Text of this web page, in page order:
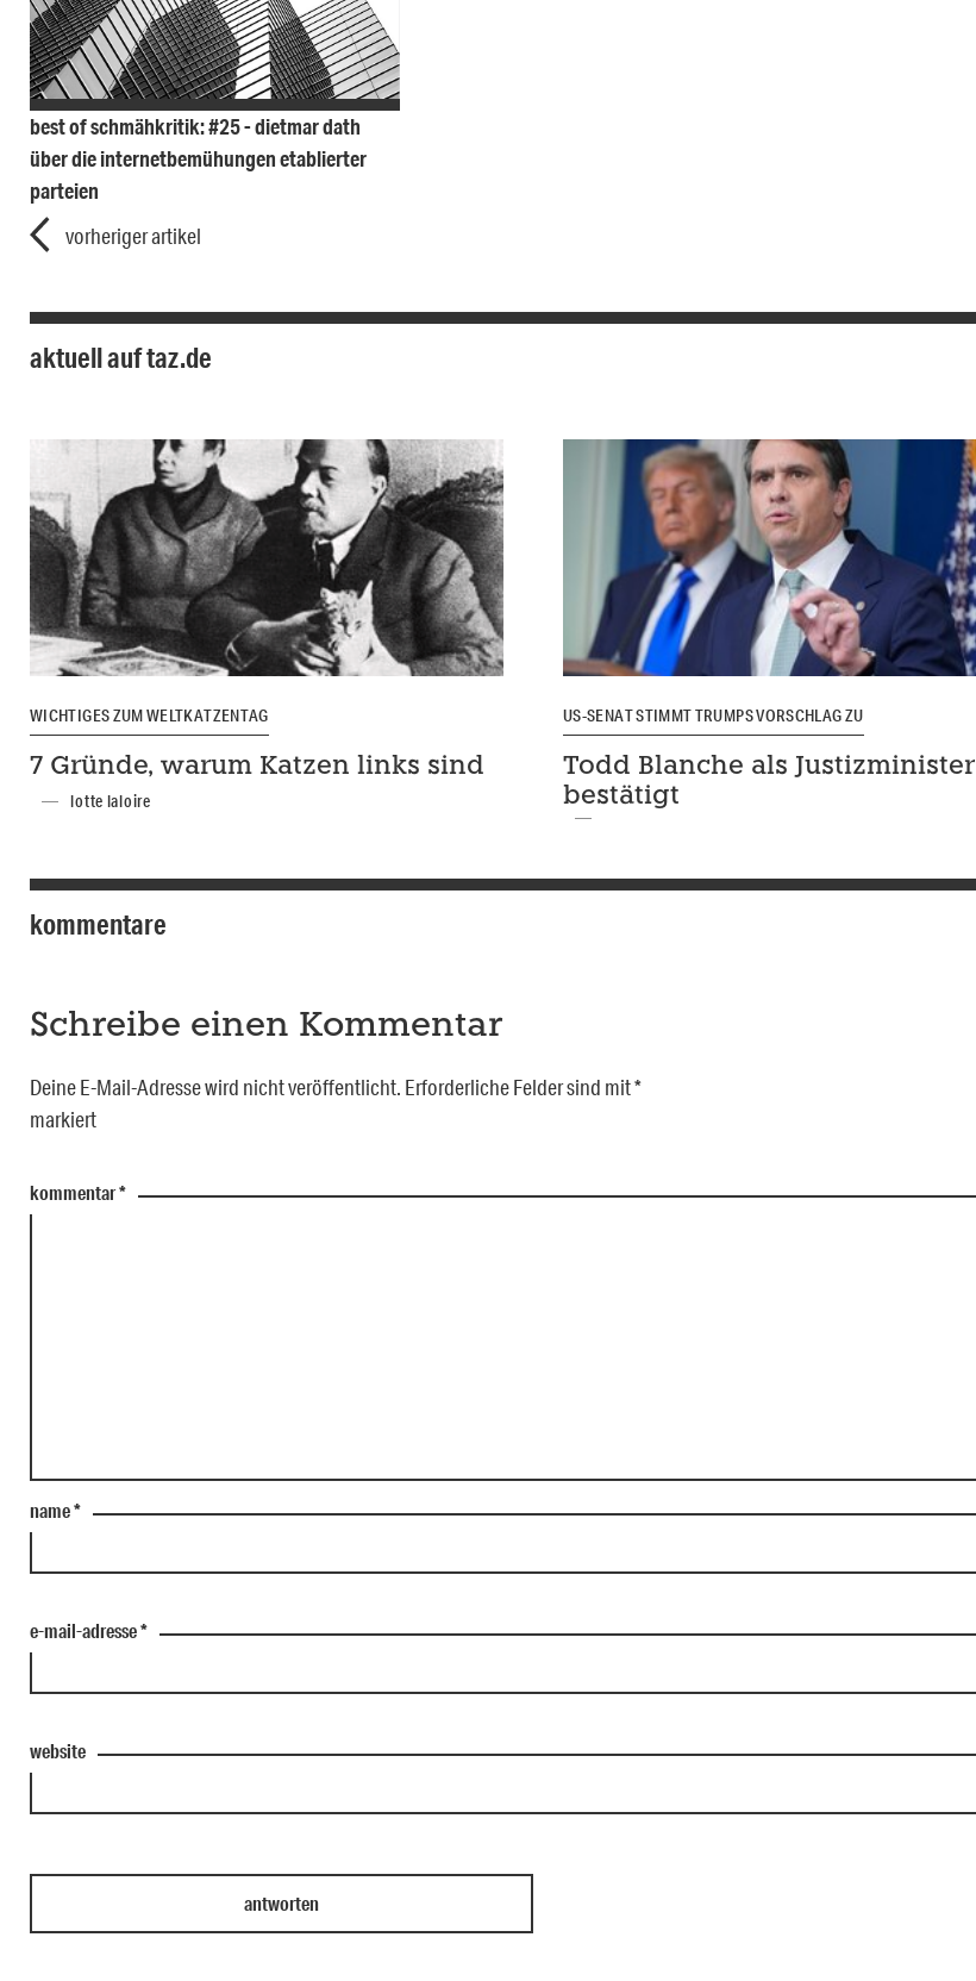
best of schmähkritik: #25 - dietmar dath
über die internetbemühungen etablierter
parteien
vorheriger artikel
aktuell auf taz.de
WICHTIGES ZUM WELTKATZENTAG
7 Gründe, warum Katzen links sind
lotte laloire
US-SENAT STIMMT TRUMPS VORSCHLAG ZU
Todd Blanche als Justizminister
bestätigt
kommentare
Schreibe einen Kommentar
Deine E-Mail-Adresse wird nicht veröffentlicht. Erforderliche Felder sind mit*
markiert
kommentar*
name*
e-mail-adresse*
website